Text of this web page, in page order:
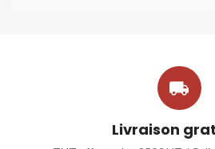

Livraison